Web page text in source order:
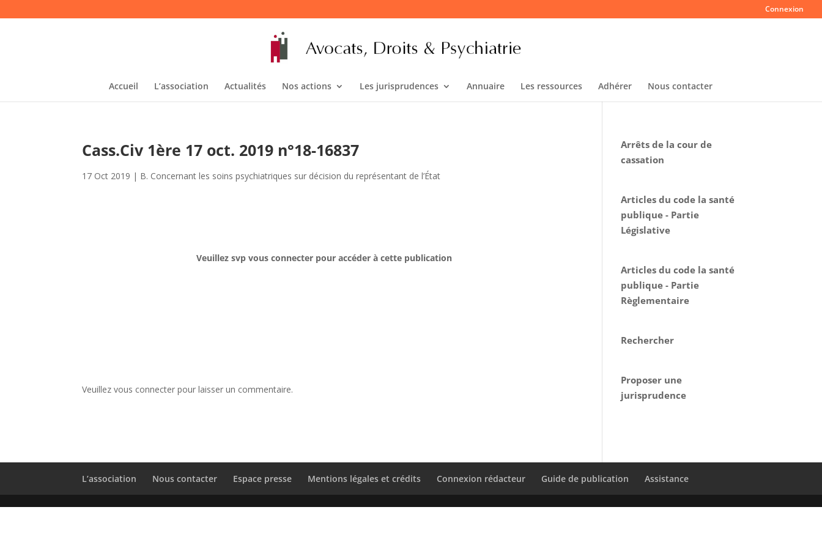
Connexion
Accueil L’association Actualités Nos actions Les jurisprudences Annuaire Les ressources Adhérer Nous contacter
Cass.Civ 1ère 17 oct. 2019 n°18-16837
17 Oct 2019 | B. Concernant les soins psychiatriques sur décision du représentant de l’État
Veuillez svp vous connecter pour accéder à cette publication
Veuillez vous connecter pour laisser un commentaire.
Arrêts de la cour de
cassation
Articles du code la santé
publique - Partie
Législative
Articles du code la santé
publique - Partie
Règlementaire
Rechercher
Proposer une
jurisprudence
L’association Nous contacter Espace presse Mentions légales et crédits Connexion rédacteur Guide de publication Assistance